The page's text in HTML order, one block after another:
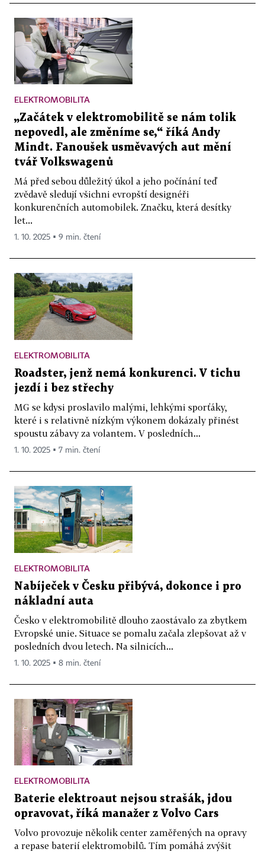
ELEKTROMOBILITA
„Začátek v elektromobilitě se nám tolik
nepovedl, ale změníme se,“ říká Andy
Mindt. Fanoušek usměvavých aut mění
tvář Volkswagenů
Má před sebou důležitý úkol a jeho počínání teď
zvědavě sledují všichni evropští designéři
konkurenčních automobilek. Značku, která desítky
let...
1. 10. 2025 ▪ 9 min. čtení
ELEKTROMOBILITA
Roadster, jenž nemá konkurenci. V tichu
jezdí i bez střechy
MG se kdysi proslavilo malými, lehkými sporťáky,
které i s relativně nízkým výkonem dokázaly přinést
spoustu zábavy za volantem. V posledních...
1. 10. 2025 ▪ 7 min. čtení
ELEKTROMOBILITA
Nabíječek v Česku přibývá, dokonce i pro
nákladní auta
Česko v elektromobilitě dlouho zaostávalo za zbytkem
Evropské unie. Situace se pomalu začala zlepšovat až v
posledních dvou letech. Na silnicích...
1. 10. 2025 ▪ 8 min. čtení
ELEKTROMOBILITA
Baterie elektroaut nejsou strašák, jdou
opravovat, říká manažer z Volvo Cars
Volvo provozuje několik center zaměřených na opravy
a repase baterií elektromobilů. Tím pomáhá zvýšit